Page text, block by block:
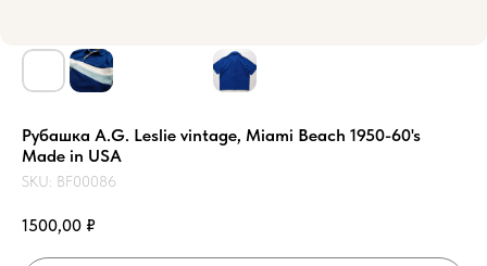
Рубашка A.G. Leslie vintage, Miami Beach 1950-60's
Made in USA
SKU: BF00086
1500,00 ₽